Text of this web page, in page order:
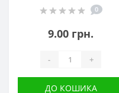
0
9.00 грн.
- +
ДО КОШИКА